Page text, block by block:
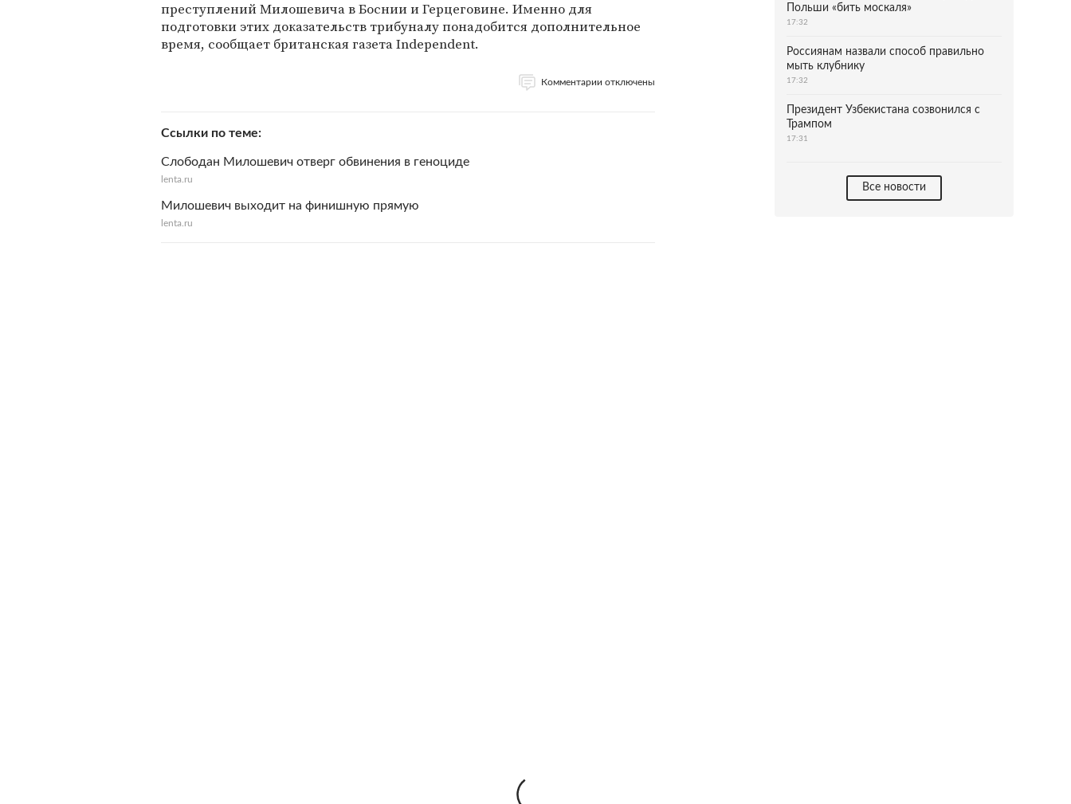
преступлений Милошевича в Боснии и Герцеговине. Именно для
подготовки этих доказательств трибуналу понадобится дополнительное
время, сообщает британская газета Independent.
Комментарии отключены
Ссылки по теме
Слободан Милошевич отверг обвинения в геноциде
lenta.ru
Милошевич выходит на финишную прямую
lenta.ru
Польши «бить москаля»
17:32
Россиянам назвали способ правильно
мыть клубнику
17:32
Президент Узбекистана созвонился с
Трампом
17:31
Все новости